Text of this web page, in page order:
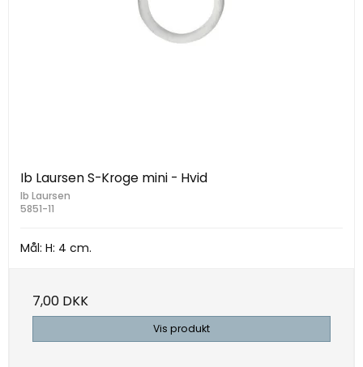
Ib Laursen S-Kroge mini - Hvid
Ib Laursen
5851-11
Mål: H: 4 cm.
7,00 DKK
Vis produkt